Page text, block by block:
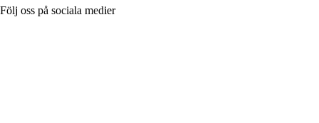
Följ oss på sociala medier